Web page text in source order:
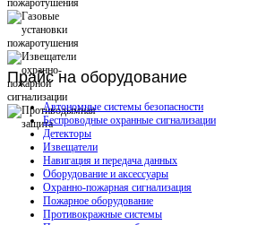
Прайсна оборудование
Автономные системы безопасности
Беспроводные охранные сигнализации
Детекторы
Извещатели
Навигация и передача данных
Оборудование и аксессуары
Охранно-пожарная сигнализация
Пожарное оборудование
Противокражные системы